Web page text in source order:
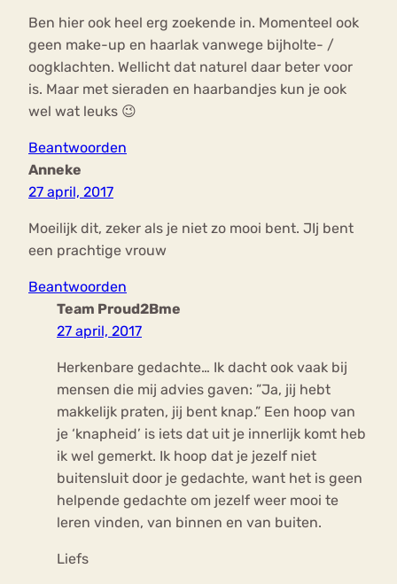
Ben hier ook heel erg zoekende in. Momenteel ook
geen make-up en haarlak vanwege bijholte- /
oogklachten. Wellicht dat naturel daar beter voor
is. Maar met sieraden en haarbandjes kun je ook
wel wat leuks 😉
Beantwoorden
Anneke
27 april, 2017
Moeilijk dit, zeker als je niet zo mooi bent. JIj bent
een prachtige vrouw
Beantwoorden
Team Proud2Bme
27 april, 2017
Herkenbare gedachte… Ik dacht ook vaak bij
mensen die mij advies gaven: ”Ja, jij hebt
makkelijk praten, jij bent knap.” Een hoop van
je ‘knapheid’ is iets dat uit je innerlijk komt heb
ik wel gemerkt. Ik hoop dat je jezelf niet
buitensluit door je gedachte, want het is geen
helpende gedachte om jezelf weer mooi te
leren vinden, van binnen en van buiten.
Liefs